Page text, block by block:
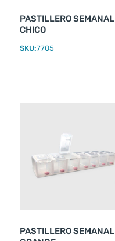
PASTILLERO SEMANAL
CHICO
SKU:7705
PASTILLERO SEMANAL